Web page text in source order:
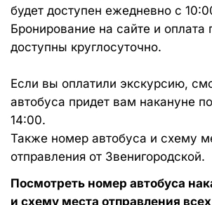
будет доступен ежедневно с
Бронирование на сайте и оплата
доступны круглосуточно.
Если вы оплатили экскурсию,
автобуса придет вам накануне
14:00.
Также номер автобуса и схему
отправления от Звенигородской.
Посмотреть номер автобуса
и схему места отправления